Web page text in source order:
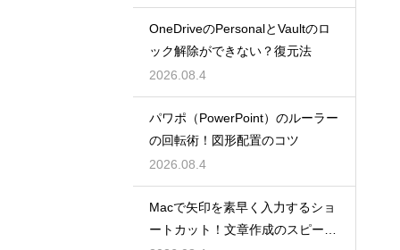
OneDriveのPersonalとVaultのロ
ック解除ができない？復元法
2026.08.4
パワポ（PowerPoint）のルーラー
の回転術！図形配置のコツ
2026.08.4
Macで矢印を素早く入力するショ
ートカット！文章作成のスピード